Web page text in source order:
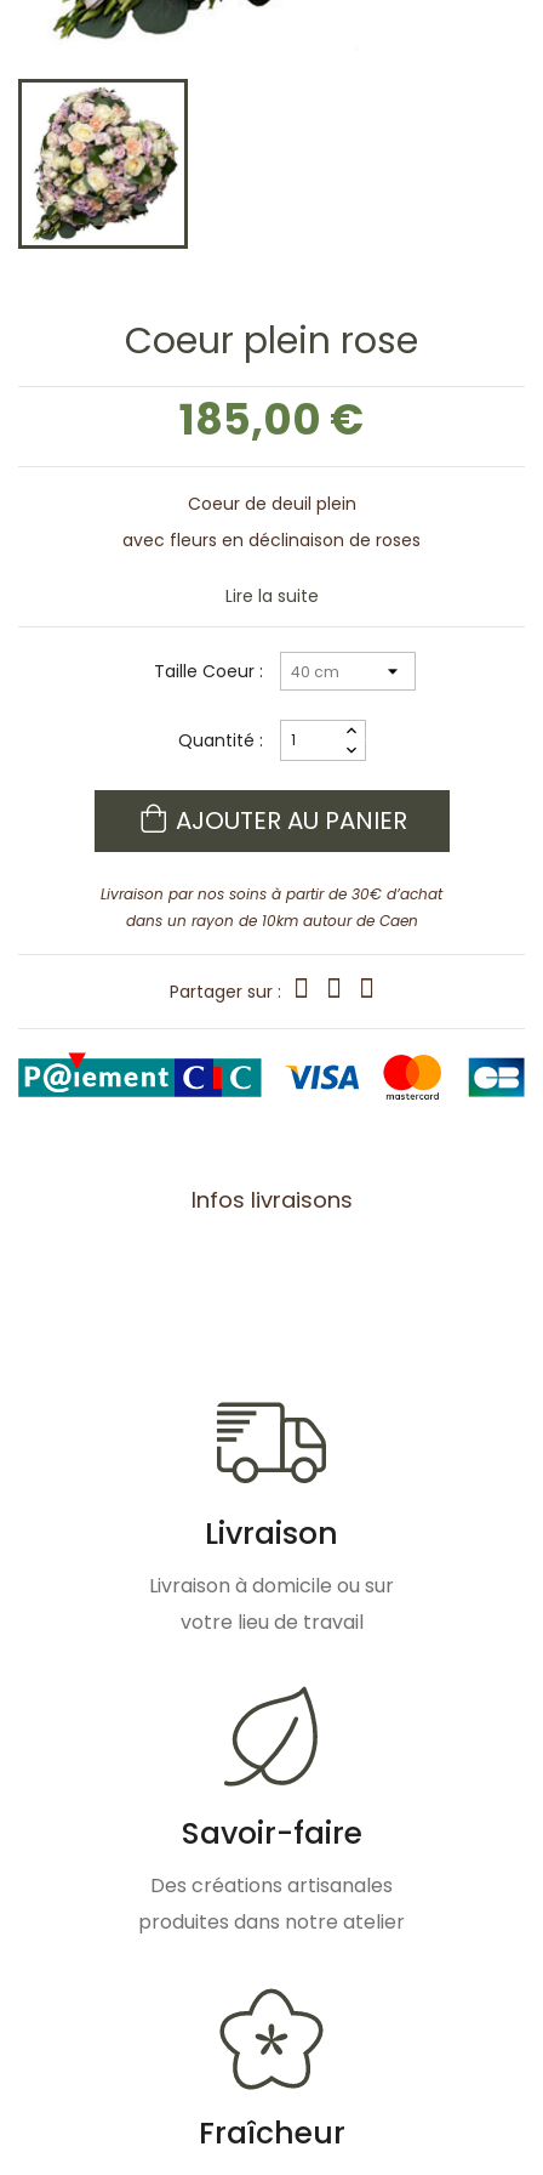
Coeur plein rose
185,00 €
Coeur de deuil plein
avec fleurs en déclinaison de roses
Lire la suite
Taille Coeur :
Quantité :
AJOUTER AU PANIER
Livraison par nos soins à partir de 30€ d’achat
dans un rayon de 10km autour de Caen
Partager sur :
Infos livraisons
Livraison
Livraison à domicile ou sur
votre lieu de travail
Savoir-faire
Des créations artisanales
produites dans notre atelier
Fraîcheur